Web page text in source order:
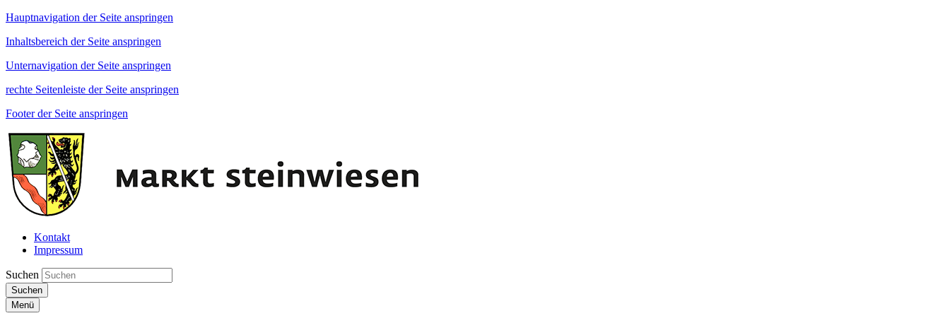
Hauptnavigation der Seite anspringen
Inhaltsbereich der Seite anspringen
Unternavigation der Seite anspringen
rechte Seitenleiste der Seite anspringen
Footer der Seite anspringen
Kontakt
Impressum
Suchen
Suchen
Menü